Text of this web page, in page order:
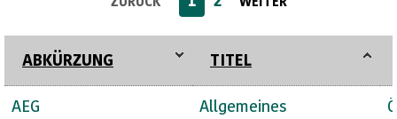
ABKÜRZUNG TITEL
AEG
Allgemeines